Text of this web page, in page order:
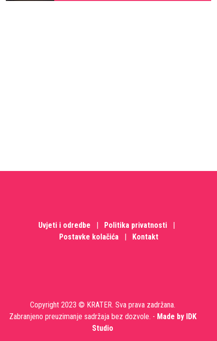
Uvjeti i odredbe | Politika privatnosti
|
Postavke kolačića
| Kontakt
Copyright 2023 © KRATER. Sva prava zadržana.
Zabranjeno preuzimanje sadržaja bez dozvole. - Made by IDK
Studio